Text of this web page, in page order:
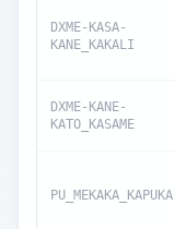
DXME-KASA-
KANE_KAKALI
DXME-KANE-
KATO_KASAME
PU_MEKAKA_KAPUKA